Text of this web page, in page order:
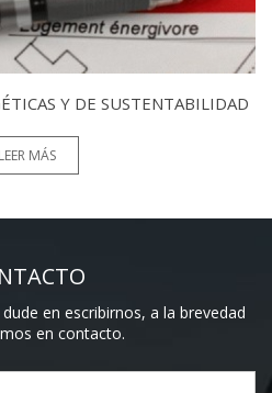
Y DE SUSTENTABILIDAD
LEER MÁS
en escribirnos, a la brevedad
en contacto.